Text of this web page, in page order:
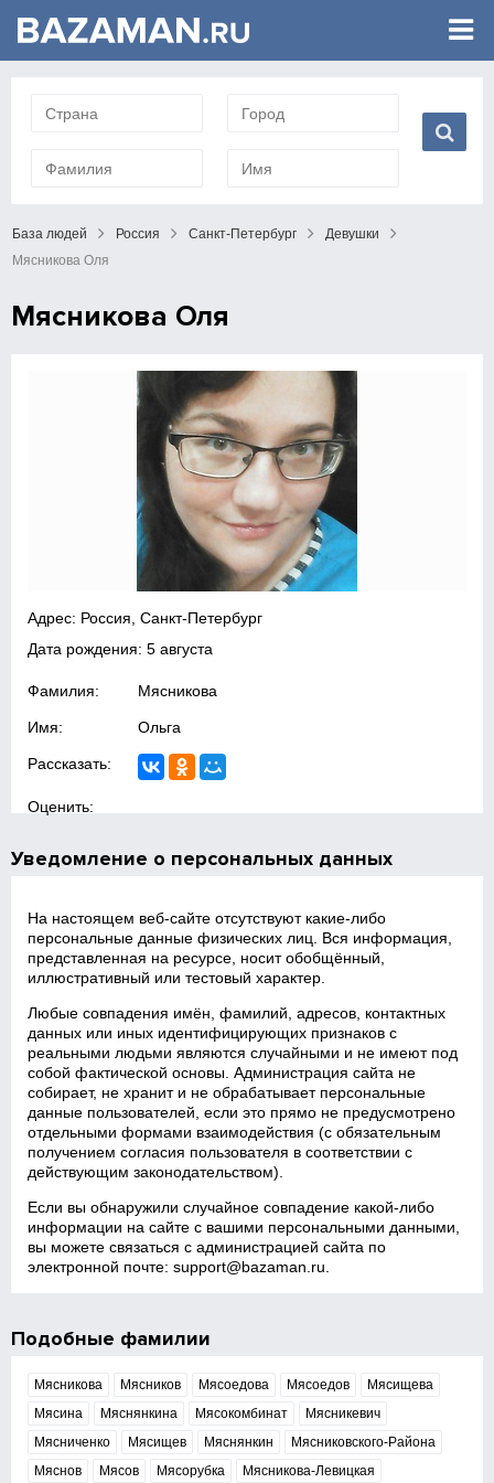
База людей Россия Санкт-Петербург
Девушки
Мясникова Оля
Мясникова Оля
Адрес: Россия, Санкт-Петербург
Дата рождения: 5 августа
Фамилия: Мясникова
Имя: Ольга
Рассказать:
Оценить:
Уведомление о персональных данных
На настоящем веб‑сайте отсутствуют какие‑либо
персональные данные физических лиц. Вся информация,
представленная на ресурсе, носит обобщённый,
иллюстративный или тестовый характер.
Любые совпадения имён, фамилий, адресов, контактных
данных или иных идентифицирующих признаков с
реальными людьми являются случайными и не имеют под
собой фактической основы. Администрация сайта не
собирает, не хранит и не обрабатывает персональные
данные пользователей, если это прямо не предусмотрено
отдельными формами взаимодействия (с обязательным
получением согласия пользователя в соответствии с
действующим законодательством).
Если вы обнаружили случайное совпадение какой‑либо
информации на сайте с вашими персональными данными,
вы можете связаться с администрацией сайта по
электронной почте:support@bazaman.ru
Подобные фамилии
Мясникова Мясников Мясоедова Мясоедов
Мясищева
Мясина
Мяснянкина Мясокомбинат
Мясникевич
Мясниченко
Мясищев Мяснянкин
Мясниковского-Района
Мяснов
Мясов Мясорубка Мясникова-Левицкая